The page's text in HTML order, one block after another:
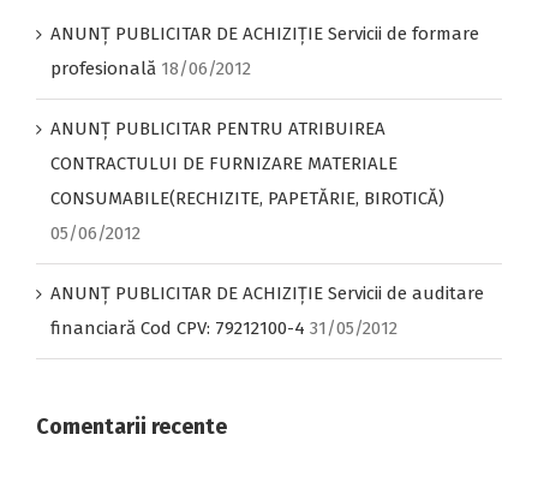
ANUNŢ PUBLICITAR DE ACHIZIŢIE Servicii de formare
profesională 18/06/2012
ANUNȚ PUBLICITAR PENTRU ATRIBUIREA
CONTRACTULUI DE FURNIZARE MATERIALE
CONSUMABILE(RECHIZITE, PAPETĂRIE, BIROTICĂ)
05/06/2012
ANUNŢ PUBLICITAR DE ACHIZIŢIE Servicii de auditare
financiară Cod CPV: 79212100-4 31/05/2012
Comentarii recente